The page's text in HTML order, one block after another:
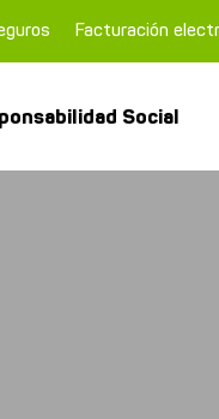
Facturación
Social